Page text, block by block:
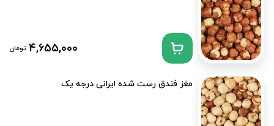
4,655,000 تومان
مغز فندق رست شده ایرانی درجه یک